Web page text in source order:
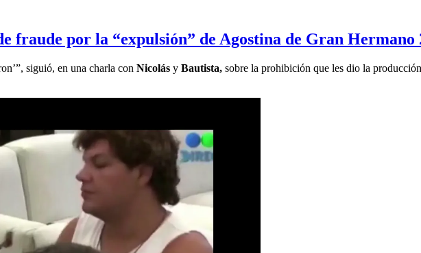
fraude por la “expulsión” de Agostina de Gran Hermano
siguió, en una charla con Nicolás y Bautista, sobre la prohibición que les dio la